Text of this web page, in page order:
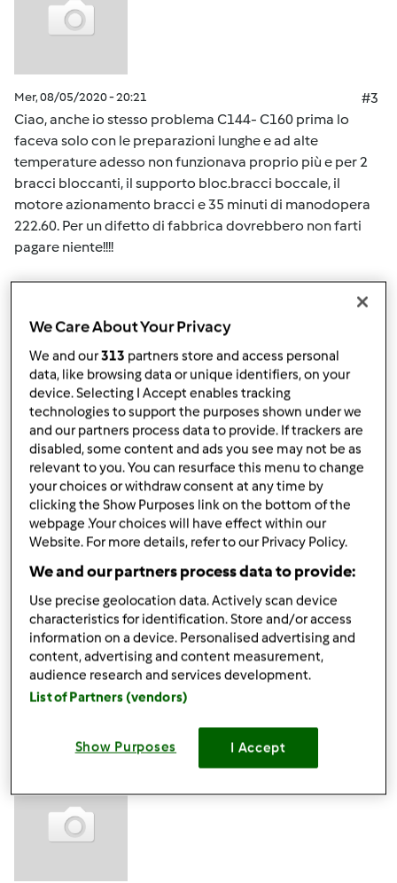
Mer, 08/05/2020 - 20:21
#3
Ciao, anche io stesso problema C144- C160 prima lo
faceva solo con le preparazioni lunghe e ad alte
temperature adesso non funzionava proprio più e per 2
bracci bloccanti, il supporto bloc.bracci boccale, il
motore azionamento bracci e 35 minuti di manodopera
222.60. Per un difetto di fabbrica dovrebbero non farti
pagare niente!!!!
Accedio per poter commentare
Team Bimby Iscritto : 11.12.2009
Mar, 07/07/2020 - 09:53
Ciao Felice, sebbene il tuo Bimby non sia più in garanzia e
tu ti sia già rivolto alla nostra assistenza, ribadiamo che, ai
fini della sicurezza, non è consigliabile agire in autonomia
per riparare un Bimby.
Un cordiale saluto
Team Bimby
In cima
Felice66 (non verificato)
We Care About Your Privacy
We and our313 partners store and access personal
data, like browsing data or unique identifiers, on your
device. Selecting I Accept enables tracking
technologies to support the purposes shown under we
and our partners process data to provide. If trackers are
disabled, some content and ads you see may not be as
relevant to you. You can resurface this menu to change
your choices or withdraw consent at any time by
clicking the Show Purposes link on the bottom of the
webpage .Your choices will have effect within our
Website. For more details, refer to our Privacy Policy.
We and our partners process data to provide:
Use precise geolocation data. Actively scan device
characteristics for identification. Store and/or access
information on a device. Personalised advertising and
content, advertising and content measurement,
audience research and services development.
List of Partners (vendors)
Show Purposes I Accept